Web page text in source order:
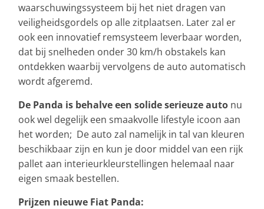
waarschuwingssysteem bij het niet dragen van
veiligheidsgordels op alle zitplaatsen. Later zal er
ook een innovatief remsysteem leverbaar worden,
dat bij snelheden onder 30 km/h obstakels kan
ontdekken waarbij vervolgens de auto automatisch
wordt afgeremd.
De Panda is behalve een solide serieuze auto nu
ook wel degelijk een smaakvolle lifestyle icoon aan
het worden; De auto zal namelijk in tal van kleuren
beschikbaar zijn en kun je door middel van een rijk
pallet aan interieurkleurstellingen helemaal naar
eigen smaak bestellen.
Prijzen nieuwe Fiat Panda: